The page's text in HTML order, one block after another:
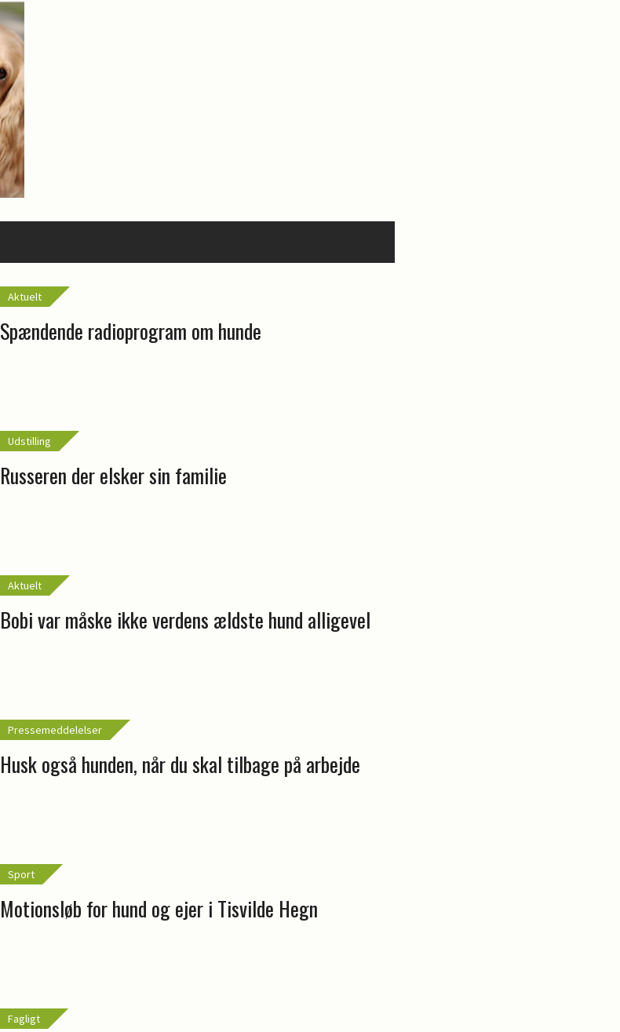
Aktuelt
Spændende radioprogram om hunde
Udstilling
Russeren der elsker sin familie
Aktuelt
Bobi var måske ikke verdens ældste hund alligevel
Pressemeddelelser
Husk også hunden, når du skal tilbage på arbejde
Sport
Motionsløb for hund og ejer i Tisvilde Hegn
Fagligt